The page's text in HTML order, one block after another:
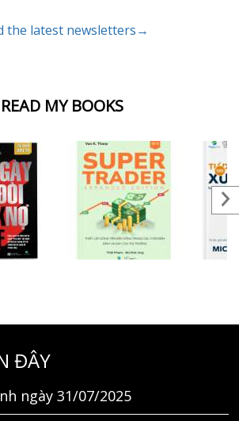
READ MY BOOKS
the latest newsletters→
ĐÂY
ngày 31/07/2025